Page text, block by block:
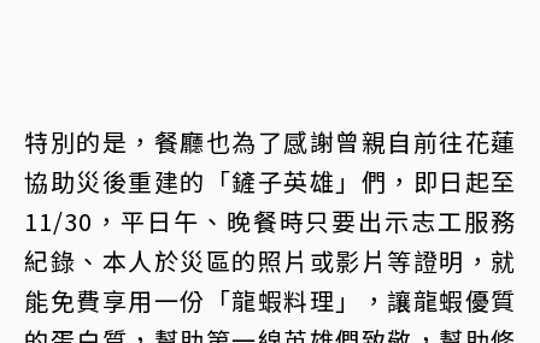
特別的是，餐廳也為了感謝曾親自前往花蓮
協助災後重建的「鏟子英雄」們，即日起至
11/30，平日午、晚餐時只要出示志工服務
紀錄、本人於災區的照片或影片等證明，就
能免費享用一份「龍蝦料理」，讓龍蝦優質